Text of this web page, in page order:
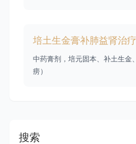
培土生金膏补肺益肾治
中药膏剂，培元固本、补土生金
痨）
搜索